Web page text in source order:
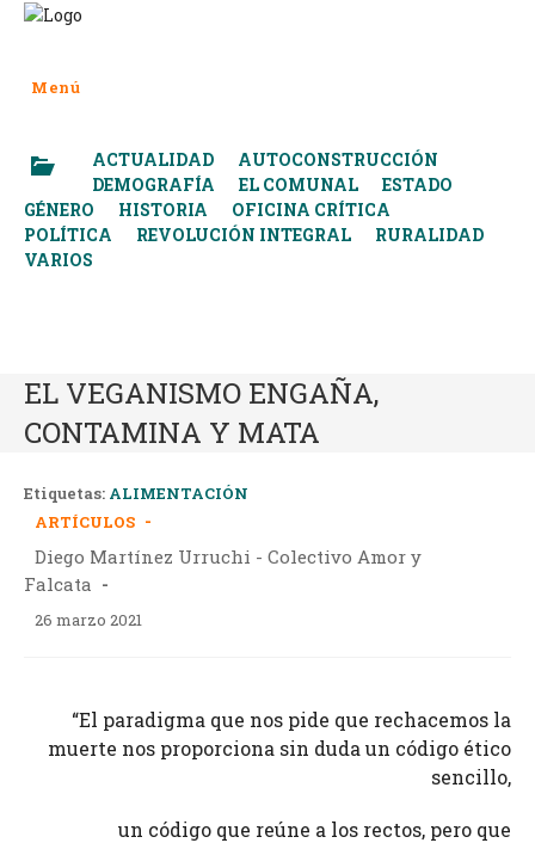
Saltar
Menú
ACTUALIDAD
AUTOCONSTRUCCIÓN
DEMOGRAFÍA
EL COMUNAL
ESTADO
GÉNERO
HISTORIA
OFICINA CRÍTICA
POLÍTICA
REVOLUCIÓN INTEGRAL
RURALIDAD
VARIOS
EL VEGANISMO ENGAÑA,
CONTAMINA Y MATA
Etiquetas: ALIMENTACIÓN
Categoría
la
entrada:
ARTÍCULOS
Autor
de
entrada:
Diego Martínez Urruchi - Colectivo Amor y
Falcata
Publicación
26 marzo 2021
“El paradigma que nos pide que rechacemos la
muerte nos proporciona sin duda un código ético
sencillo,
un código que reúne a los rectos, pero que